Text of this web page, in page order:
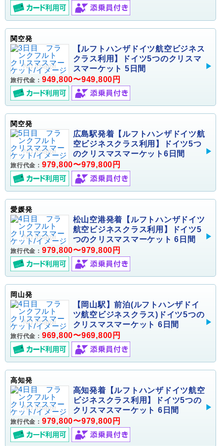
関空発
【ルフトハンザドイツ航空ビジネス
クラス利用】ドイツ5つのクリスマ
スマーケット 5日間
旅行代金： 949,800〜949,800円
関空発
広島駅発着【ルフトハンザドイツ航
空ビジネスクラス利用】ドイツ5つ
のクリスマスマーケット6日間
旅行代金： 979,800〜979,800円
愛媛発
松山空港発着【ルフトハンザドイツ
航空ビジネスクラス利用】ドイツ5
つのクリスマスマーケット 6日間
旅行代金： 979,800〜979,800円
岡山発
【岡山駅】前泊(ルフトハンザドイ
ツ航空ビジネスクラス)ドイツ5つの
クリスマスマーケット 6日間
旅行代金： 969,800〜969,800円
高知発
高知発着【ルフトハンザドイツ航空
ビジネスクラス利用】ドイツ5つの
クリスマスマーケット 6日間
旅行代金： 979,800〜979,800円